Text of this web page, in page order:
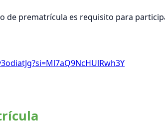
de prematrícula es requisito para